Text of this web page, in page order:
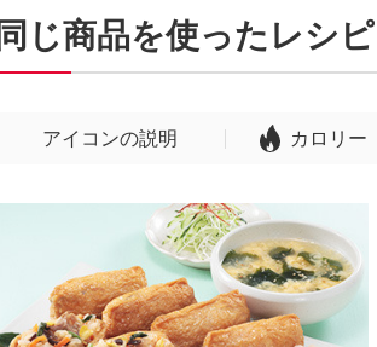
同じ商品を使ったレシピ
アイコンの説明 カロリー